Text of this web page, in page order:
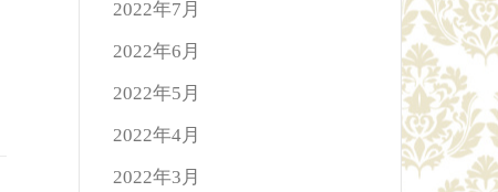
2022年7月
2022年6月
2022年5月
2022年4月
2022年3月